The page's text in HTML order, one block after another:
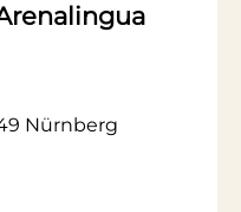
Nürnberg